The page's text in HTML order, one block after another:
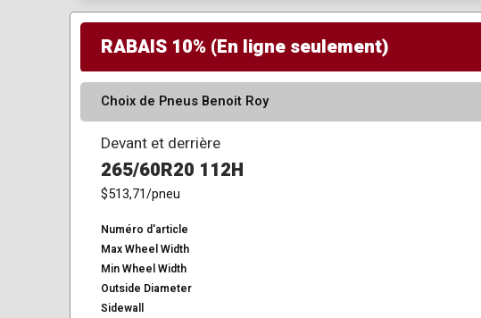
RABAIS 10% (En ligne seulement)
Choix de Pneus Benoit Roy
Devant et derrière
265/60R20 112H
$513,71/pneu
Numéro d'article
Max Wheel Width
Min Wheel Width
Outside Diameter
Sidewall